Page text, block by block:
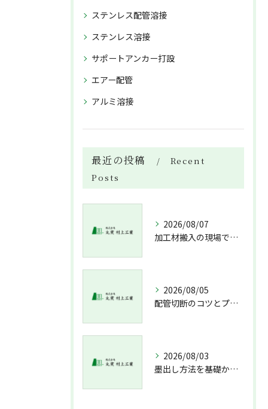
ステンレス配管溶接
ステンレス溶接
サポートアンカー打設
エアー配管
アルミ溶接
最近の投稿
Recent
Posts
2026/08/07
加工材搬入の現場で押さえておきたい流れと架台設置配管敷設までの実務解説
2026/08/05
配管切断のコツとプロが教える失敗しない工具選び
2026/08/03
墨出し方法を基礎から実践まで一人作業でも正確にこなすコツと墨出し作業の注意点